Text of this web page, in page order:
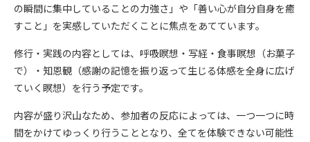
の瞬間に集中していることの力強さ」や「善い心が自分自身を癒
すこと」を実感していただくことに焦点をあてています。
修行・実践の内容としては、呼吸瞑想・写経・食事瞑想（お菓子
で）・知恩観（感謝の記憶を振り返って生じる体感を全身に広げ
ていく瞑想）を行う予定です。
内容が盛り沢山なため、参加者の反応によっては、一つ一つに時
間をかけてゆっくり行うこととなり、全てを体験できない可能性